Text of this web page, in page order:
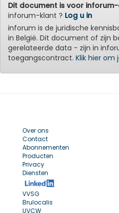
Dit document is voor
inforum-klant ? Log u in
inforum is de juridische
in België. Dit document of zijn
gerelateerde data - zijn in
toegangscontract. Klik hier om
Over ons
Contact
Abonnementen
Producten
Privacy
Diensten
VVSG
Brulocalis
UVCW